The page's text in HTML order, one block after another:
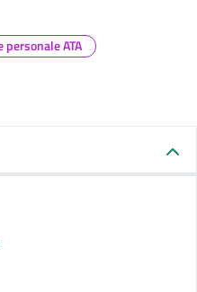
personale ATA